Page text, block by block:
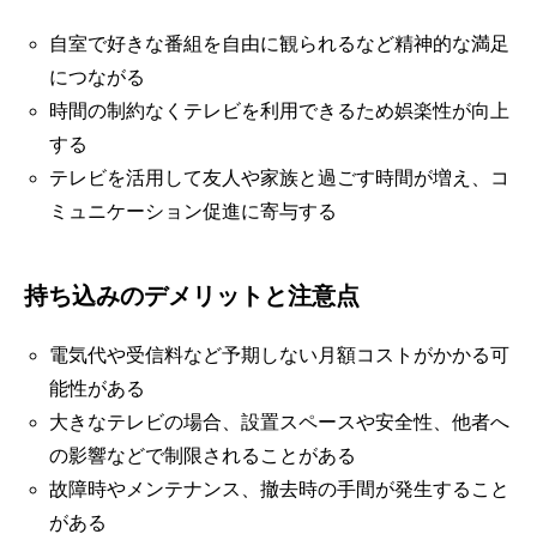
自室で好きな番組を自由に観られるなど精神的な満足
につながる
時間の制約なくテレビを利用できるため娯楽性が向上
する
テレビを活用して友人や家族と過ごす時間が増え、コ
ミュニケーション促進に寄与する
持ち込みのデメリットと注意点
電気代や受信料など予期しない月額コストがかかる可
能性がある
大きなテレビの場合、設置スペースや安全性、他者へ
の影響などで制限されることがある
故障時やメンテナンス、撤去時の手間が発生すること
がある